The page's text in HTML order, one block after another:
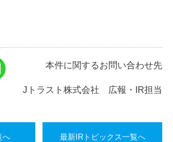
本件に関するお問い合わせ先
Jトラスト株式会社 広報・IR担当
へ 最新IRトピックス一覧へ